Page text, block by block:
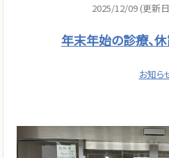
2025/12/09 (更新
年末年始の診療、
お知ら